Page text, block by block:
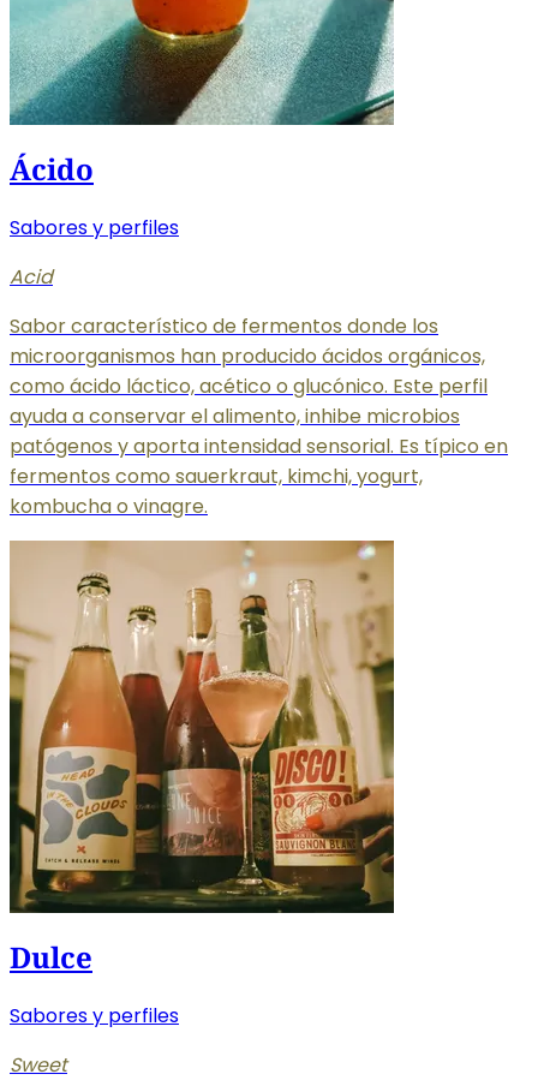
Ácido
Sabores y perfiles
Acid
Sabor característico de fermentos donde los
microorganismos han producido ácidos orgánicos,
como ácido láctico, acético o glucónico. Este perfil
ayuda a conservar el alimento, inhibe microbios
patógenos y aporta intensidad sensorial. Es típico en
fermentos como sauerkraut, kimchi, yogurt,
kombucha o vinagre.
Dulce
Sabores y perfiles
Sweet